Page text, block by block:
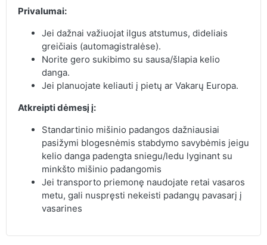
Privalumai:
Jei dažnai važiuojat ilgus atstumus, dideliais
greičiais (automagistralėse).
Norite gero sukibimo su sausa/šlapia kelio
danga.
Jei planuojate keliauti į pietų ar Vakarų Europa.
Atkreipti dėmesį į:
Standartinio mišinio padangos dažniausiai
pasižymi blogesnėmis stabdymo savybėmis jeigu
kelio danga padengta sniegu/ledu lyginant su
minkšto mišinio padangomis
Jei transporto priemonę naudojate retai vasaros
metu, gali nuspręsti nekeisti padangų pavasarį į
vasarines